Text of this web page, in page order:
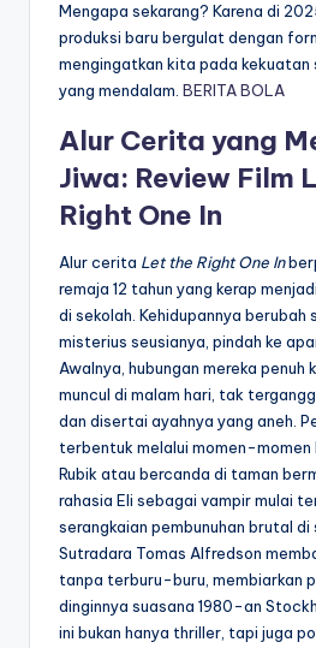
Mengapa sekarang? Karena di
produksi baru bergulat dengan
mengingatkan kita pada kekuatan
yang mendalam. BERITA BOLA
Alur Cerita yang
Jiwa: Review Film
Right One In
Alur cerita Let the Right One In
remaja 12 tahun yang kerap
di sekolah. Kehidupannya berubah
misterius seusianya, pindah ke
Awalnya, hubungan mereka
muncul di malam hari, tak
dan disertai ayahnya yang aneh.
terbentuk melalui momen-momen
Rubik atau bercanda di taman
rahasia Eli sebagai vampir mulai
serangkaian pembunuhan brutal
Sutradara Tomas Alfredson
tanpa terburu-buru, membiarkan
dinginnya suasana 1980-an
ini bukan hanya thriller, tapi juga